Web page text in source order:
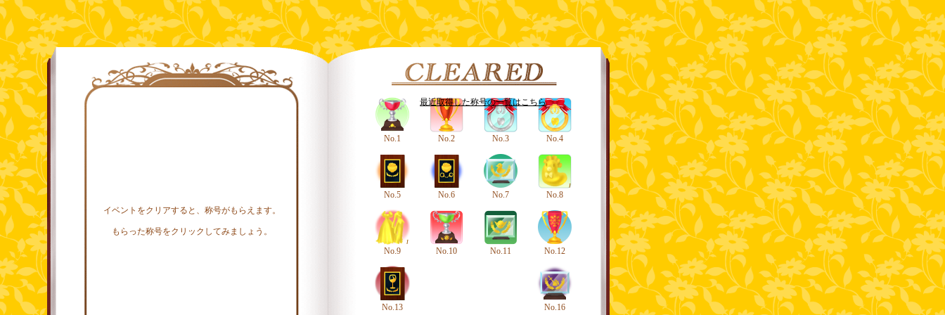
最近取得した称号の一覧はこちら
No.1 No.2 No.3 No.4
No.5 No.6 No.7 No.8
No.9 No.10 No.11 No.12
No.13 No.16